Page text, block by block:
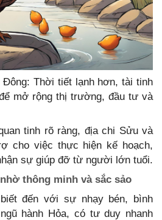
Thời tiết lạnh hơn, tài tinh
mở rộng thị trường, đầu tư và
tinh rõ ràng, địa chi Sửu và
cho việc thực hiện kế hoạch,
sự giúp đỡ từ người lớn tuổi.
thông minh và sắc sảo
đến với sự nhạy bén, bình
hành Hỏa, có tư duy nhanh